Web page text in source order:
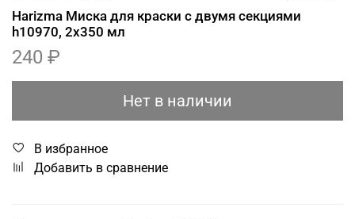
Harizma Миска для краски с двумя секциями
h10970, 2х350 мл
240 ₽
Нет в наличии
В избранное
Добавить в сравнение